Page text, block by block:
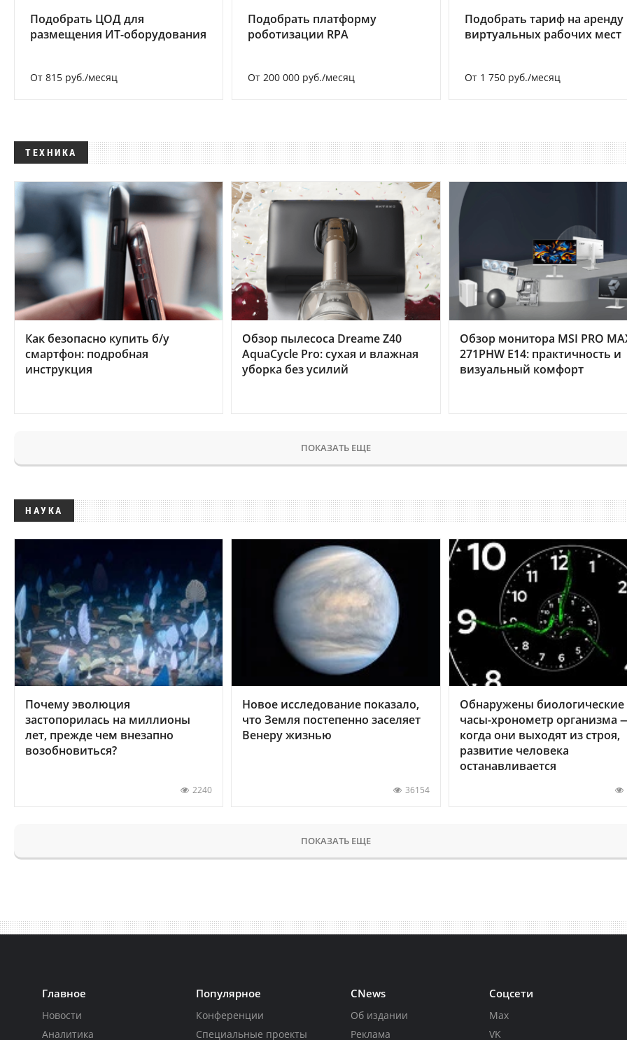
Подобрать ЦОД для
размещения ИТ-оборудования
От 815 руб./месяц
Подобрать платформу
роботизации RPA
От 200 000 руб./месяц
Подобрать тариф на аренду
виртуальных рабочих мест
От 1 750 руб./месяц
ТЕХНИКА
Как безопасно купить б/у
смартфон: подробная
инструкция
Обзор пылесоса Dreame Z40
AquaCycle Pro: сухая и влажная
уборка без усилий
Обзор монитора MSI PRO
271PHW E14: практичность и
визуальный комфорт
ПОКАЗАТЬ ЕЩЕ
НАУКА
Почему эволюция
застопорилась на миллионы
лет, прежде чем внезапно
возобновиться?
2240
Новое исследование показало,
что Земля постепенно заселяет
Венеру жизнью
36154
Обнаружены биологические
часы-хронометр организма
когда они выходят из строя,
развитие человека
останавливается
ПОКАЗАТЬ ЕЩЕ
Главное
Новости
Аналитика
Популярное
Конференции
Специальные проекты
CNews
Об издании
Реклама
Соцсети
Max
VK